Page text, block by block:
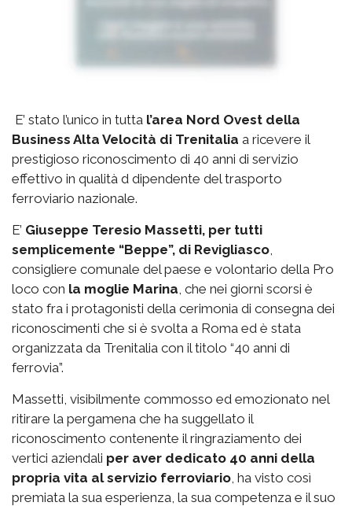
E’ stato l’unico in tutta l’area Nord Ovest della
Business Alta Velocità di Trenitalia a ricevere il
prestigioso riconoscimento di 40 anni di servizio
effettivo in qualità d dipendente del trasporto
ferroviario nazionale.
E’ Giuseppe Teresio Massetti, per tutti
semplicemente “Beppe”, di Revigliasco
consigliere comunale del paese e volontario della Pro
loco con la moglie Marina , che nei giorni scorsi è
stato fra i protagonisti della cerimonia di consegna dei
riconoscimenti che si è svolta a Roma ed è stata
organizzata da Trenitalia con il titolo “40 anni di
ferrovia”.
Massetti, visibilmente commosso ed emozionato nel
ritirare la pergamena che ha suggellato il
riconoscimento contenente il ringraziamento dei
vertici aziendali per aver dedicato 40 anni della
propria vita al servizio ferroviario , ha visto così
premiata la sua esperienza, la sua competenza e il suo